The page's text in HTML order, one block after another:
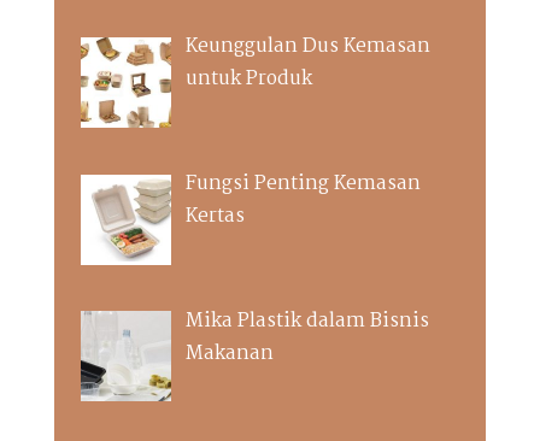
Keunggulan Dus Kemasan
untuk Produk
Fungsi Penting Kemasan
Kertas
Mika Plastik dalam Bisnis
Makanan